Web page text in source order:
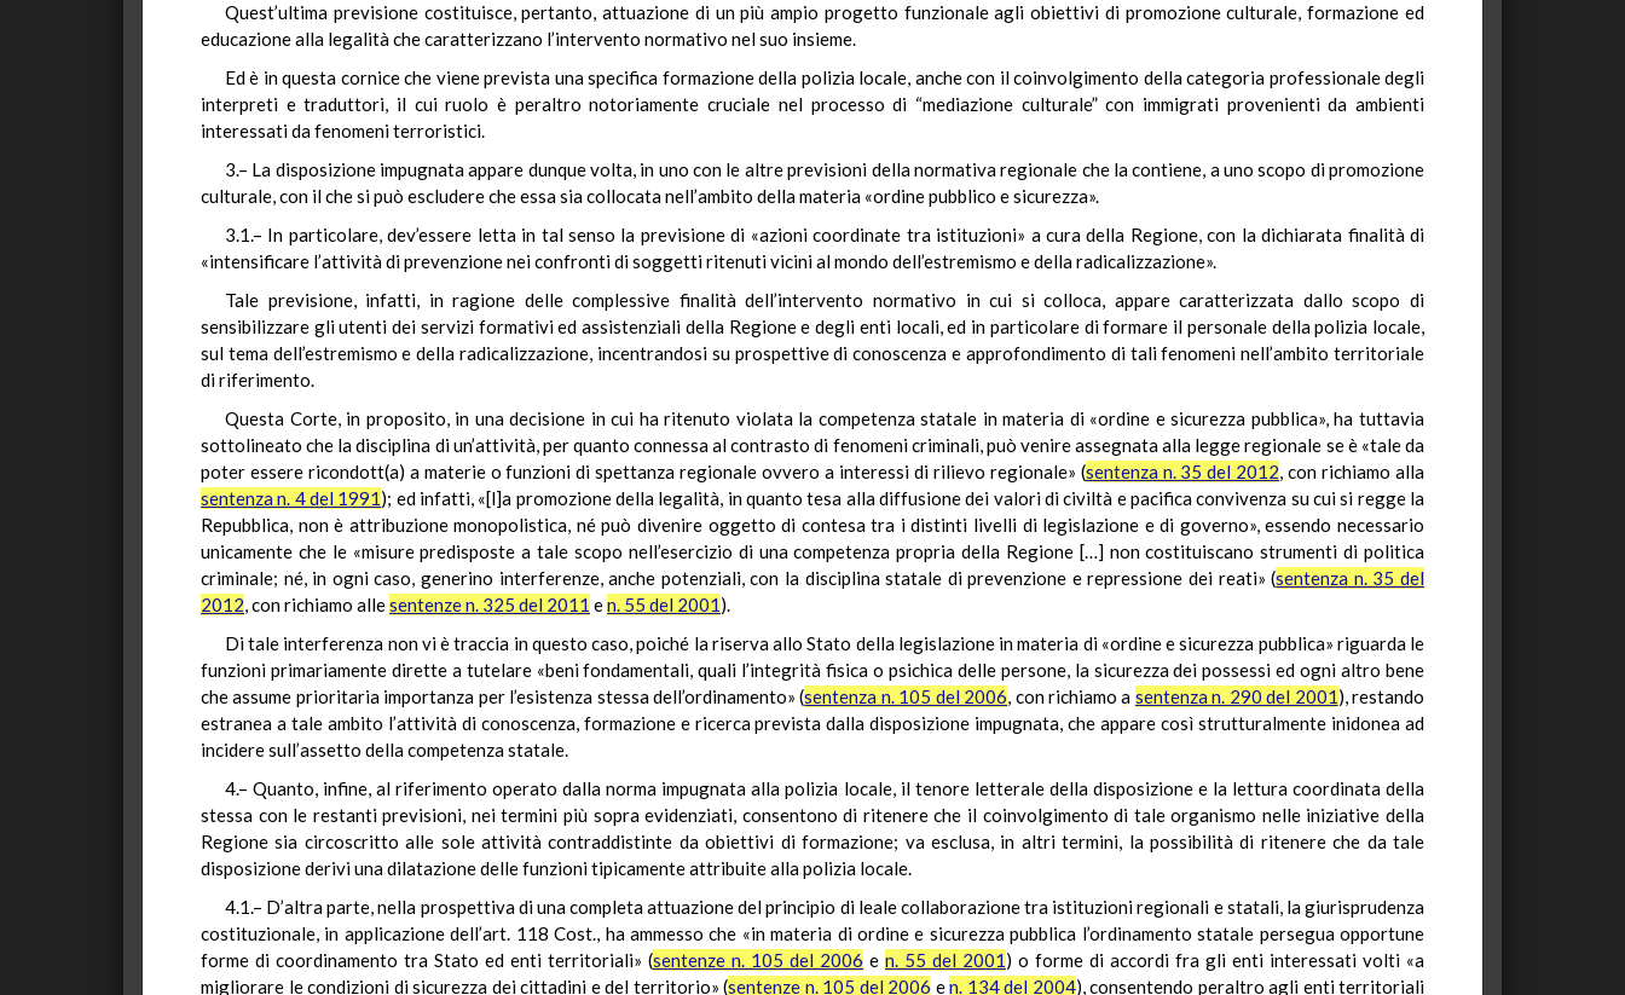
Quest’ultima previsione costituisce, pertanto, attuazione di un più ampio progetto funzionale agli obiettivi di promozione culturale, formazione ed
educazione alla legalità che caratterizzano l’intervento normativo nel suo insieme.
Ed è in questa cornice che viene prevista una specifica formazione della polizia locale, anche con il coinvolgimento della categoria professionale degli
interpreti e traduttori, il cui ruolo è peraltro notoriamente cruciale nel processo di “mediazione culturale” con immigrati provenienti da ambienti
interessati da fenomeni terroristici.
3.– La disposizione impugnata appare dunque volta, in uno con le altre previsioni della normativa regionale che la contiene, a uno scopo di promozione
culturale, con il che si può escludere che essa sia collocata nell’ambito della materia «ordine pubblico e sicurezza».
3.1.– In particolare, dev’essere letta in tal senso la previsione di «azioni coordinate tra istituzioni» a cura della Regione, con la dichiarata finalità di
«intensificare l’attività di prevenzione nei confronti di soggetti ritenuti vicini al mondo dell’estremismo e della radicalizzazione».
Tale previsione, infatti, in ragione delle complessive finalità dell’intervento normativo in cui si colloca, appare caratterizzata dallo scopo di
sensibilizzare gli utenti dei servizi formativi ed assistenziali della Regione e degli enti locali, ed in particolare di formare il personale della polizia locale,
sul tema dell’estremismo e della radicalizzazione, incentrandosi su prospettive di conoscenza e approfondimento di tali fenomeni nell’ambito territoriale
di riferimento.
Questa Corte, in proposito, in una decisione in cui ha ritenuto violata la competenza statale in materia di «ordine e sicurezza pubblica», ha tuttavia
sottolineato che la disciplina di un’attività, per quanto connessa al contrasto di fenomeni criminali, può venire assegnata alla legge regionale se è «tale da
poter essere ricondott(a) a materie o funzioni di spettanza regionale ovvero a interessi di rilievo regionale» (sentenza n. 35 del 2012, con richiamo alla
sentenza n. 4 del 1991); ed infatti, «[l]a promozione della legalità, in quanto tesa alla diffusione dei valori di civiltà e pacifica convivenza su cui si regge la
Repubblica, non è attribuzione monopolistica, né può divenire oggetto di contesa tra i distinti livelli di legislazione e di governo», essendo necessario
unicamente che le «misure predisposte a tale scopo nell’esercizio di una competenza propria della Regione […] non costituiscano strumenti di politica
criminale; né, in ogni caso, generino interferenze, anche potenziali, con la disciplina statale di prevenzione e repressione dei reati» (sentenza n. 35 del
2012, con richiamo allesentenze n. 325 del 2011 en. 55 del 2001).
Di tale interferenza non vi è traccia in questo caso, poiché la riserva allo Stato della legislazione in materia di «ordine e sicurezza pubblica» riguarda le
funzioni primariamente dirette a tutelare «beni fondamentali, quali l’integrità fisica o psichica delle persone, la sicurezza dei possessi ed ogni altro bene
che assume prioritaria importanza per l’esistenza stessa dell’ordinamento» (sentenza n. 105 del 2006, con richiamo a sentenza n. 290 del 2001), restando
estranea a tale ambito l’attività di conoscenza, formazione e ricerca prevista dalla disposizione impugnata, che appare così strutturalmente inidonea ad
incidere sull’assetto della competenza statale.
4.– Quanto, infine, al riferimento operato dalla norma impugnata alla polizia locale, il tenore letterale della disposizione e la lettura coordinata della
stessa con le restanti previsioni, nei termini più sopra evidenziati, consentono di ritenere che il coinvolgimento di tale organismo nelle iniziative della
Regione sia circoscritto alle sole attività contraddistinte da obiettivi di formazione; va esclusa, in altri termini, la possibilità di ritenere che da tale
disposizione derivi una dilatazione delle funzioni tipicamente attribuite alla polizia locale.
4.1.– D’altra parte, nella prospettiva di una completa attuazione del principio di leale collaborazione tra istituzioni regionali e statali, la giurisprudenza
costituzionale, in applicazione dell’art. 118 Cost., ha ammesso che «in materia di ordine e sicurezza pubblica l’ordinamento statale persegua opportune
forme di coordinamento tra Stato ed enti territoriali» (sentenze n. 105 del 2006 e n. 55 del 2001) o forme di accordi fra gli enti interessati volti «a
migliorare le condizioni di sicurezza dei cittadini e del territorio» (sentenze n. 105 del 2006 en. 134 del 2004), consentendo peraltro agli enti territoriali